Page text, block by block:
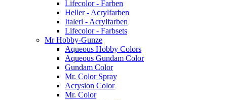
Lifecolor - Farben
Heller - Acrylfarben
Italeri - Acrylfarben
Lifecolor - Farbsets
Mr Hobby-Gunze
Aqueous Hobby Colors
Aqueous Gundam Color
Gundam Color
Mr. Color Spray
Acrysion Color
Mr. Color